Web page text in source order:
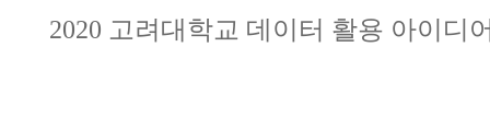
2020 고려대학교 데이터 활용 아이디